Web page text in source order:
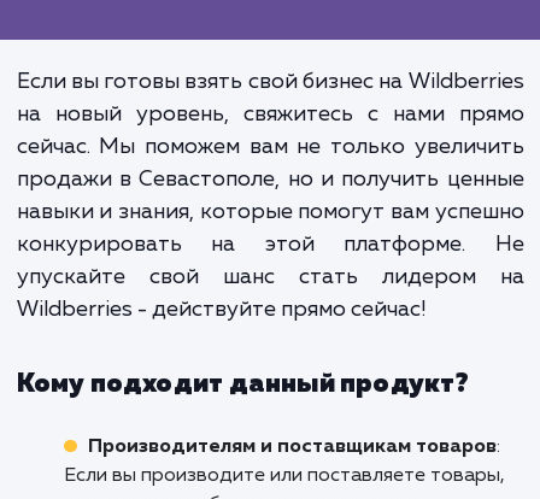
Работа с нами - это не только
нашему профессиональному
знаниям, но и возможность
свои навыки и знания в
только делаем работу за вас,
помогаем вам стать
экспертом в этой области.